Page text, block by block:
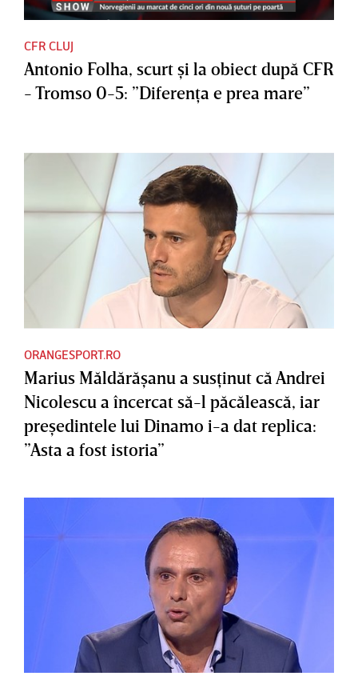
CFR CLUJ
Antonio Folha, scurt şi la obiect după CFR
- Tromso 0-5: ”Diferenţa e prea mare”
ORANGESPORT.RO
Marius Măldărăşanu a susţinut că Andrei
Nicolescu a încercat să-l păcălească, iar
preşedintele lui Dinamo i-a dat replica:
”Asta a fost istoria”